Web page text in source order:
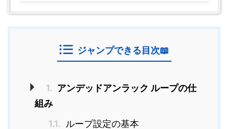
ジャンプできる目次📖
1. アンデッドアンラック ループの仕
組み
1.1.
ループ設定の基本